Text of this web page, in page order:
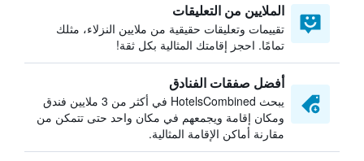
الملايين من التعليقات
تقييمات وتعليقات حقيقية من ملايين النزلاء، مثلك
تمامًا. احجز إقامتك المثالية بكل ثقة!
أفضل صفقات الفنادق
يبحث HotelsCombined في أكثر من 3 ملايين فندق
ومكان إقامة ويجمعهم في مكان واحد حتى تتمكن من
مقارنة أماكن الإقامة المثالية.